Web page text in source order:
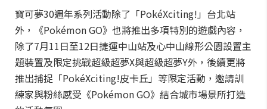
寶可夢30週年系列活動除了「PokéXciting!」台北站
外，《Pokémon GO》也將推出多項特別的遊戲內容，
除了7月11日至12日捷運中山站及心中山線形公園設置主
題裝置及限定挑戰超級超夢X與超級超夢Y外，後續更將
推出捕捉「PokéXciting!皮卡丘」等限定活動，邀請訓
練家與粉絲感受《Pokémon GO》結合城市場景所打造